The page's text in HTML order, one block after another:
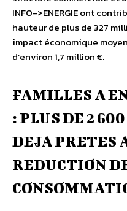
INFO->ENERGIE ont
hauteur de plus de 327
impact économique moyen
d’environ 1,7 million €.
FAMILLES A
: PLUS DE 2
DEJA PRETES
REDUCTION